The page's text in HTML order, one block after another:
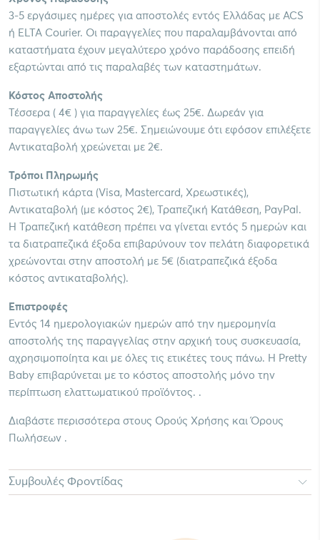
3-5 εργάσιμες ημέρες για αποστολές εντός Ελλάδας με ACS
ή ELTA Courier. Οι παραγγελίες που παραλαμβάνονται από
καταστήματα έχουν μεγαλύτερο χρόνο παράδοσης επειδή
εξαρτώνται από τις παραλαβές των καταστημάτων.
Κόστος Αποστολής
Τέσσερα ( 4€ ) για παραγγελίες έως 25€. Δωρεάν για
παραγγελίες άνω των 25€. Σημειώνουμε ότι εφόσον επιλέξετε
Αντικαταβολή χρεώνεται με 2€.
Τρόποι Πληρωμής
Πιστωτική κάρτα (Visa, Mastercard, Χρεωστικές),
Αντικαταβολή (με κόστος 2€), Τραπεζική Κατάθεση, PayPal.
Η Τραπεζική κατάθεση πρέπει να γίνεται εντός 5 ημερών και
τα διατραπεζικά έξοδα επιβαρύνουν τον πελάτη διαφορετικά
χρεώνονται στην αποστολή με 5€ (διατραπεζικά έξοδα
κόστος αντικαταβολής).
Επιστροφές
Εντός 14 ημερολογιακών ημερών από την ημερομηνία
αποστολής της παραγγελίας στην αρχική τους συσκευασία,
αχρησιμοποίητα και με όλες τις ετικέτες τους πάνω. Η Pretty
Baby επιβαρύνεται με το κόστος αποστολής μόνο την
περίπτωση ελαττωματικού προϊόντος. .
Διαβάστε περισσότερα στους Ορούς Χρήσης και Όρους
Πωλήσεων .
Συμβουλές Φροντίδας